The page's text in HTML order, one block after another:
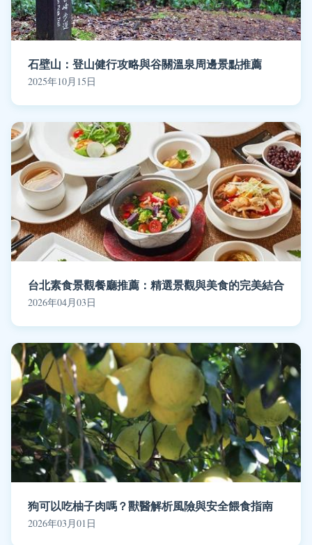
石壁山：登山健行攻略與谷關溫泉周邊景點推薦
2025年10月15日
台北素食景觀餐廳推薦：精選景觀與美食的完美結合
2026年04月03日
狗可以吃柚子肉嗎？獸醫解析風險與安全餵食指南
2026年03月01日